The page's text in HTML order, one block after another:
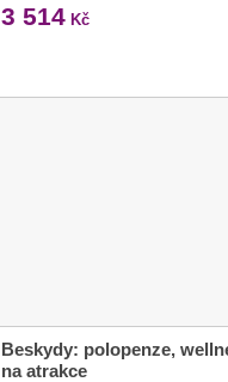
3 514 Kč
Beskydy: polopenze,
na atrakce